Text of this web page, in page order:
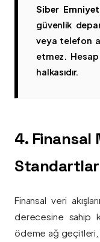
Siber
güvenlik
veya telefon
etmez.
halkasıdır.
4. Finansal
Finansal veri
derecesine sahip
ödeme ağ geçitleri,